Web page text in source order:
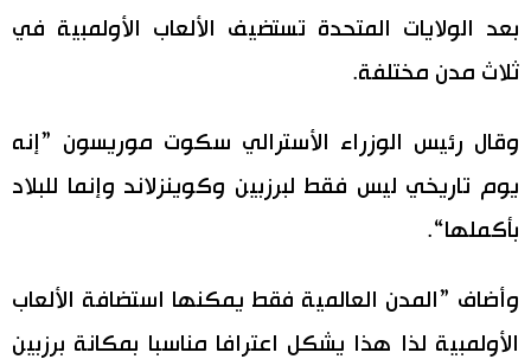
بعد الولايات المتحدة تستضيف الألعاب الأولمبية في
ثلاث مدن مختلفة.
وقال رئيس الوزراء الأسترالي سكوت موريسون ”إنه
يوم تاريخي ليس فقط لبرزبين وكوينزلاند وإنما للبلاد
بأكملها“.
وأضاف ”المدن العالمية فقط يمكنها استضافة الألعاب
الأولمبية لذا هذا يشكل اعترافا مناسبا بمكانة برزبين